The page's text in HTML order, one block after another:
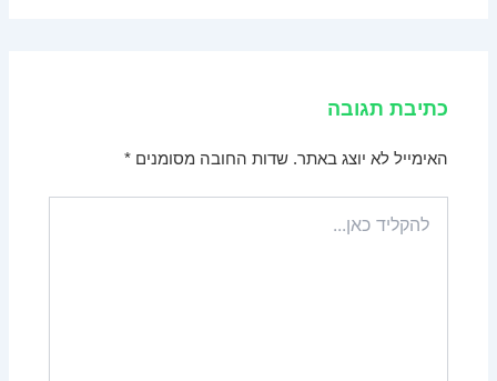
כתיבת תגובה
האימייל לא יוצג באתר. שדות החובה מסומנים*
כאן...